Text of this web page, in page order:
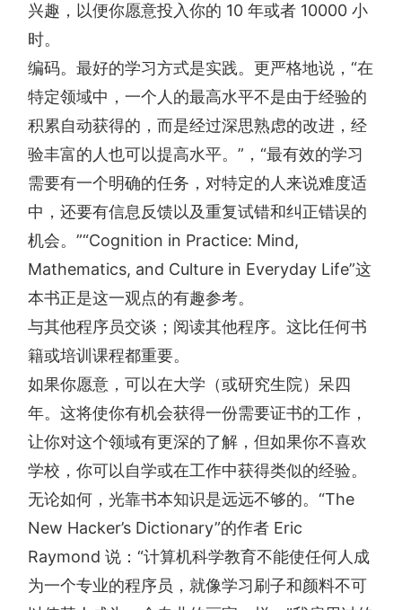
兴趣，以便你愿意投入你的 10 年或者 10000 小
时。
编码。最好的学习方式是实践。更严格地说，“在
特定领域中，一个人的最高水平不是由于经验的
积累自动获得的，而是经过深思熟虑的改进，经
验丰富的人也可以提高水平。”，“最有效的学习
需要有一个明确的任务，对特定的人来说难度适
中，还要有信息反馈以及重复试错和纠正错误的
机会。”“Cognition in Practice: Mind,
Mathematics, and Culture in Everyday Life”这
本书正是这一观点的有趣参考。
与其他程序员交谈；阅读其他程序。这比任何书
籍或培训课程都重要。
如果你愿意，可以在大学（或研究生院）呆四
年。这将使你有机会获得一份需要证书的工作，
让你对这个领域有更深的了解，但如果你不喜欢
学校，你可以自学或在工作中获得类似的经验。
无论如何，光靠书本知识是远远不够的。“The
New Hacker’s Dictionary”的作者 Eric
Raymond 说：“计算机科学教育不能使任何人成
为一个专业的程序员，就像学习刷子和颜料不可